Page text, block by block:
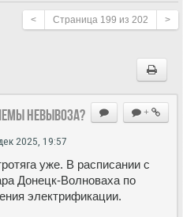
< Страница 199 из 202 >
+
невывоза?
2025, 19:57
уже. В расписании с
Донецк-Волноваха по
электрификации.